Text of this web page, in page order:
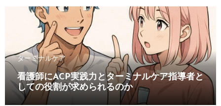
ターミナルケア
看護師にACP実践力とターミナルケア指導者と
しての役割が求められるのか